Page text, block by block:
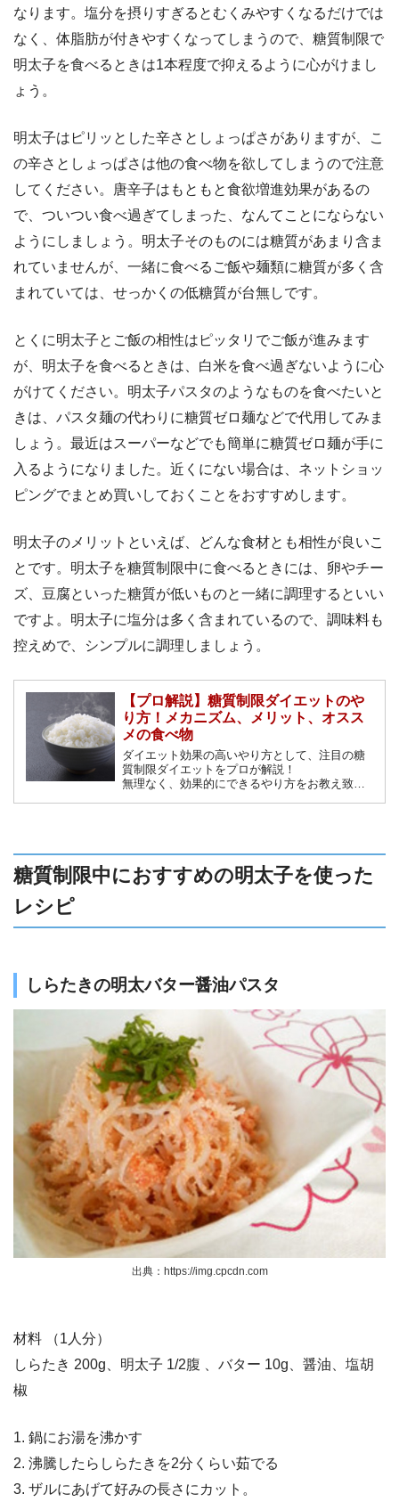
なります。塩分を摂りすぎるとむくみやすくなるだけでは
なく、体脂肪が付きやすくなってしまうので、糖質制限で
明太子を食べるときは1本程度で抑えるように心がけまし
ょう。
明太子はピリッとした辛さとしょっぱさがありますが、こ
の辛さとしょっぱさは他の食べ物を欲してしまうので注意
してください。唐辛子はもともと食欲増進効果があるの
で、ついつい食べ過ぎてしまった、なんてことにならない
ようにしましょう。明太子そのものには糖質があまり含ま
れていませんが、一緒に食べるご飯や麺類に糖質が多く含
まれていては、せっかくの低糖質が台無しです。
とくに明太子とご飯の相性はピッタリでご飯が進みます
が、明太子を食べるときは、白米を食べ過ぎないように心
がけてください。明太子パスタのようなものを食べたいと
きは、パスタ麺の代わりに糖質ゼロ麺などで代用してみま
しょう。最近はスーパーなどでも簡単に糖質ゼロ麺が手に
入るようになりました。近くにない場合は、ネットショッ
ピングでまとめ買いしておくことをおすすめします。
明太子のメリットといえば、どんな食材とも相性が良いこ
とです。明太子を糖質制限中に食べるときには、卵やチー
ズ、豆腐といった糖質が低いものと一緒に調理するといい
ですよ。明太子に塩分は多く含まれているので、調味料も
控えめで、シンプルに調理しましょう。
【プロ解説】糖質制限ダイエットのや
り方！メカニズム、メリット、オスス
メの食べ物
ダイエット効果の高いやり方として、注目の糖
質制限ダイエットをプロが解説！
無理なく、効果的にできるやり方をお教え致し
糖質制限中におすすめの明太子を使った
レシピ
しらたきの明太バター醤油パスタ
出典：https://img.cpcdn.com
材料 （1人分）
しらたき 200g、明太子 1/2腹 、バター 10g、醤油、塩胡
椒
1. 鍋にお湯を沸かす
2. 沸騰したらしらたきを2分くらい茹でる
3. ザルにあげて好みの長さにカット。